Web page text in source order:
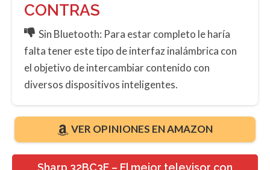
CONTRAS
Sin Bluetooth: Para estar completo le haría
falta tener este tipo de interfaz inalámbrica con
el objetivo de intercambiar contenido con
diversos dispositivos inteligentes.
VER OPINIONES EN AMAZON
Sharp 32BC3E – El mejor televisor con